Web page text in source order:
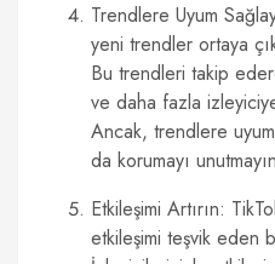
Trendlere Uyum
yeni trendler ortaya
Bu trendleri takip
ve daha fazla izleyiciye
Ancak, trendlere
da korumayı
Etkileşimi Artırın:
etkileşimi teşvik eden